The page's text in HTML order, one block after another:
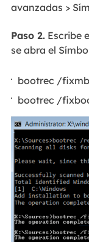
avanzadas >
Paso 2.Escribe
se abra el
bootrec /
bootrec /